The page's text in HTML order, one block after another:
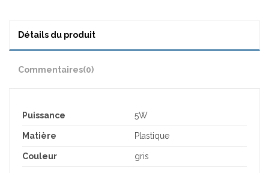
Détails du produit
Commentaires(0)
Puissance 5W
Matière Plastique
Couleur gris